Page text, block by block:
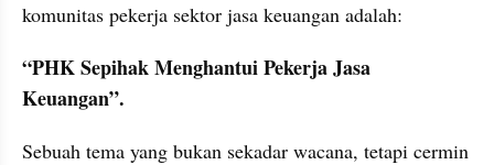
komunitas pekerja sektor jasa keuangan adalah:
“PHK Sepihak Menghantui Pekerja Jasa
Keuangan”.
Sebuah tema yang bukan sekadar wacana, tetapi cermin